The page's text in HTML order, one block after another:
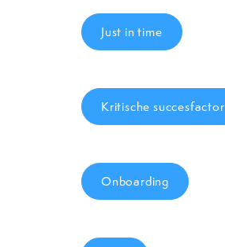
Just in time
Kritische succesfactor
Onboarding